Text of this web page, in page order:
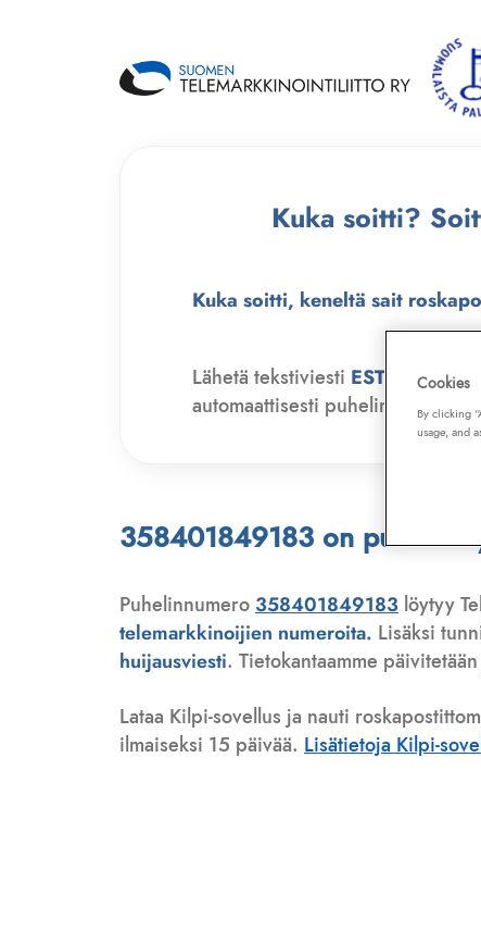
Kuka soitti?
Kuka soitti, keneltä sait
Lähetä tekstiviesti ESTO
automaattisesti puhelinmyyjien
358401849183 on
Puhelinnumero 358401849183 löytyy
telemarkkinoijien numeroita. Lisäksi
huijausviesti. Tietokantaamme
Lataa Kilpi-sovellus ja nauti
ilmaiseksi 15 päivää. Lisätietoja Kilpi-
Cookies
By clicking
usage, and